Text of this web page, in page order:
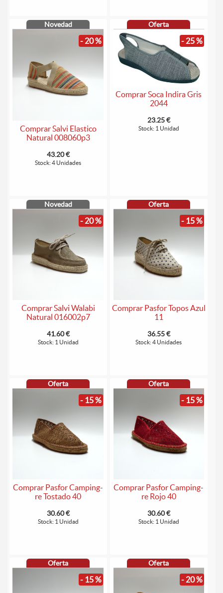
Novedad
- 20 %
Comprar Salvi Elastico
Natural 008060p3
43.20 €
Stock: 4 Unidades
Oferta
- 25 %
Comprar Soca Indira Gris
2044
23.25 €
Stock: 1 Unidad
Novedad
- 20 %
Comprar Salvi Walabi
Natural 016002p7
41.60 €
Stock: 1 Unidad
Oferta
- 15 %
Comprar Pasfor Topos Azul
11
36.55 €
Stock: 4 Unidades
Oferta
- 15 %
Comprar Pasfor Camping-
re Tostado 40
30.60 €
Stock: 1 Unidad
Oferta
- 15 %
Comprar Pasfor Camping-
re Rojo 40
30.60 €
Stock: 1 Unidad
Oferta
- 15 %
Oferta
- 20 %